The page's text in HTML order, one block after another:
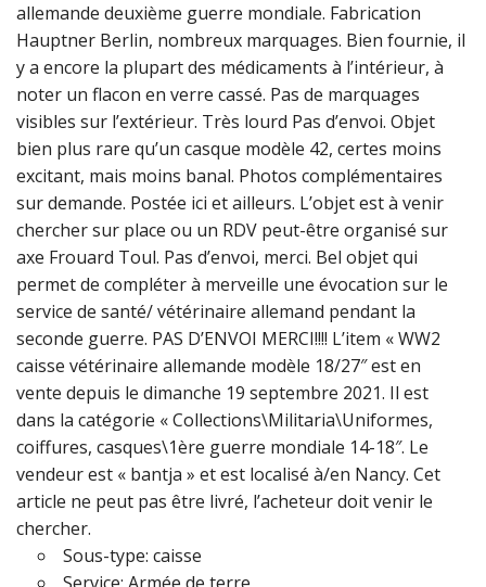
allemande deuxième guerre mondiale. Fabrication
Hauptner Berlin, nombreux marquages. Bien fournie, il
y a encore la plupart des médicaments à l’intérieur, à
noter un flacon en verre cassé. Pas de marquages
visibles sur l’extérieur. Très lourd Pas d’envoi. Objet
bien plus rare qu’un casque modèle 42, certes moins
excitant, mais moins banal. Photos complémentaires
sur demande. Postée ici et ailleurs. L’objet est à venir
chercher sur place ou un RDV peut-être organisé sur
axe Frouard Toul. Pas d’envoi, merci. Bel objet qui
permet de compléter à merveille une évocation sur le
service de santé/ vétérinaire allemand pendant la
seconde guerre. PAS D’ENVOI MERCI!!!! L’item « WW2
caisse vétérinaire allemande modèle 18/27″ est en
vente depuis le dimanche 19 septembre 2021. Il est
dans la catégorie « Collections\Militaria\Uniformes,
coiffures, casques\1ère guerre mondiale 14-18″. Le
vendeur est « bantja » et est localisé à/en Nancy. Cet
article ne peut pas être livré, l’acheteur doit venir le
chercher.
Sous-type: caisse